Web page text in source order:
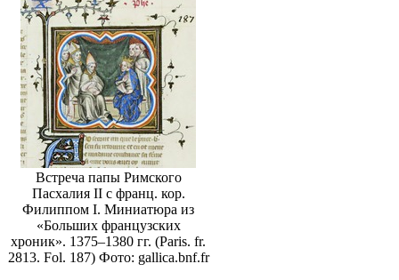
Встреча папы Римского
Пасхалия II с франц. кор.
Филиппом I. Миниатюра из
«Больших французских
хроник». 1375–1380 гг. (Paris. fr.
2813. Fol. 187) Фото: gallica.bnf.fr